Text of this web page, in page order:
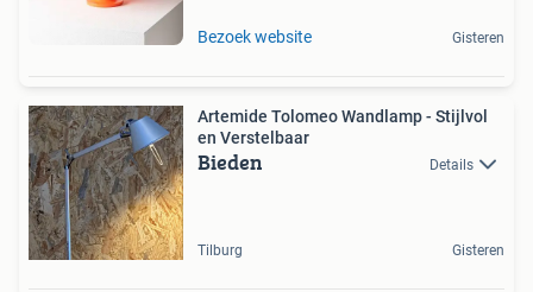
Bezoek website Gisteren
Artemide Tolomeo Wandlamp - Stijlvol
en Verstelbaar
Bieden Details
Tilburg Gisteren